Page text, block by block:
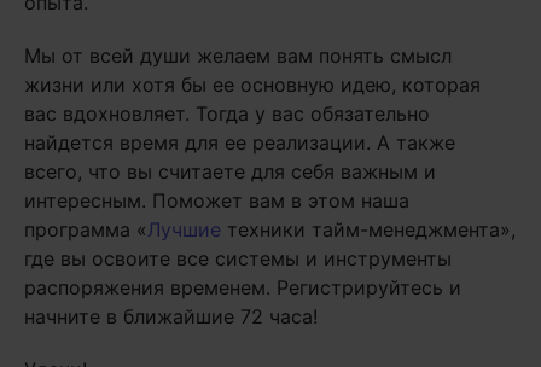
Мы от всей души желаем вам понять смысл
жизни или хотя бы ее основную идею, которая
вас вдохновляет. Тогда у вас обязательно
найдется время для ее реализации. А также
всего, что вы считаете для себя важным и
интересным. Поможет вам в этом наша
программа «Лучшие техники тайм-менеджмента»,
где вы освоите все системы и инструменты
распоряжения временем. Регистрируйтесь и
начните в ближайшие 72 часа!